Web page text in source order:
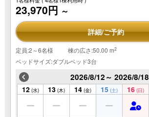
23,970円 ～
詳細/ご予約
定員:2～6名様 棟の広さ:50.00 m2
ベッドサイズ:ダブルベッド3台
2026/8/12～ 2026/8/18
12 (水) 13 (木) 14 (金) 15 (土) 16 (日)